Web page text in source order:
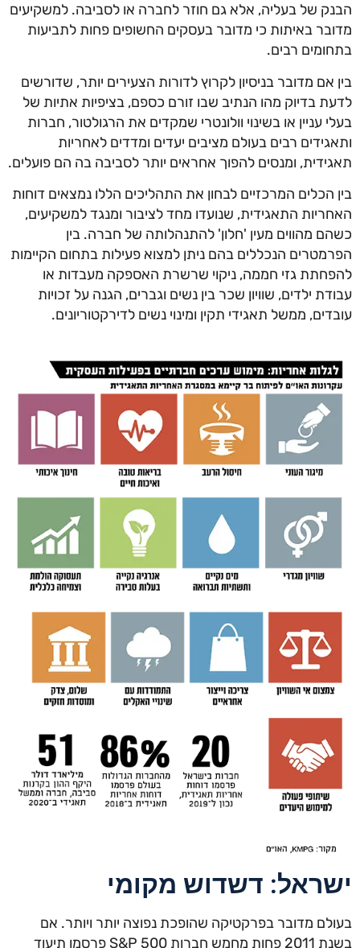
הבנק של בעליה, אלא גם חוזר לחברה או לסביבה. למשקיעים
מדובר באיתות כי מדובר בעסקים החשופים פחות לתביעות
בתחומים רבים.
בין אם מדובר בניסיון לקרוץ לדורות הצעירים יותר, שדורשים
לדעת בדיוק מהו הנתיב שבו זורם כספם, בציפיות אתיות של
בעלי עניין או בשינוי וולונטרי שמקדים את הרגולטור, חברות
ותאגידים רבים בעולם מציבים יעדים ומדדים לאחריות
תאגידית, ומנסים להפוך אחראים יותר לסביבה בה הם פועלים.
בין הכלים המרכזיים לבחון את התהליכים הללו נמצאים דוחות
האחריות התאגידית, שנועדו מחד לציבור ומנגד למשקיעים,
כשהם מהווים מעין 'חלון' להתנהלותה של חברה. בין
הפרמטרים הנכללים בהם ניתן למצוא פעילות בתחום הקיימות
להפחתת גזי חממה, ניקוי שרשרת האספקה מעבדות או
עבודת ילדים, שוויון שכר בין נשים וגברים, הגנה על זכויות
עובדים, ממשל תאגידי תקין ומינוי נשים לדירקטוריונים.
ישראל: דשדוש מקומי
בעולם מדובר בפרקטיקה שהופכת נפוצה יותר ויותר. אם
בשנת 2011 פחות מחמש חברות S&P 500 פרסמו תיעוד